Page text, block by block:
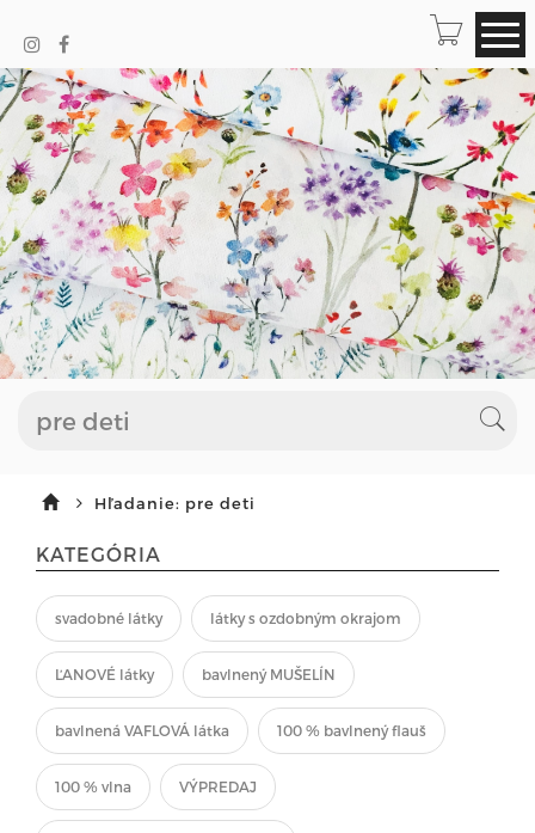
Hľadanie: pre deti
KATEGÓRIA
svadobné látky látky s ozdobným okrajom
ĽANOVÉ látky bavlnený MUŠELÍN
bavlnená VAFLOVÁ látka 100 % bavlnený flauš
100 % vlna VÝPREDAJ